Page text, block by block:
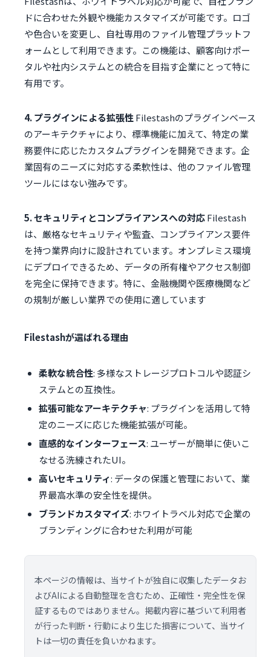
ドに合わせた外観や機能カスタマイズが可能です。ロゴ
や色合いを変更し、自社専用のファイル管理プラットフ
ォームとして利用できます。この機能は、顧客向けポー
タルや社内システムとの統合を目指す企業にとって特に
有用です。
4. プラグインによる拡張性 Filestashのプラグインベース
のアーキテクチャにより、標準機能に加えて、特定の業
務要件に応じたカスタムプラグインを開発できます。企
業固有のニーズに対応する柔軟性は、他のファイル管理
ツールにはない強みです。
5. セキュリティとコンプライアンスへの対応Filestash
は、厳格なセキュリティや監査、コンプライアンス要件
を持つ業界向けに設計されています。オンプレミス環境
にデプロイできるため、データの所有権やアクセス制御
を完全に保持できます。特に、金融機関や医療機関など
の規制が厳しい業界での使用に適しています
Filestashが選ばれる理由
柔軟な統合性: 多様なストレージプロトコルや認証シ
ステムとの互換性。
拡張可能なアーキテクチャ: プラグインを活用して特
定のニーズに応じた機能拡張が可能。
直感的なインターフェース: ユーザーが簡単に使いこ
なせる洗練されたUI。
高いセキュリティ: データの保護と管理において、業
界最高水準の安全性を提供。
ブランドカスタマイズ: ホワイトラベル対応で企業の
ブランディングに合わせた利用が可能
本ページの情報は、当サイトが独自に収集したデータお
よびAIによる自動整理を含むため、正確性・完全性を保
証するものではありません。掲載内容に基づいて利用者
が行った判断・行動により生じた損害について、当サイ
トは一切の責任を負いかねます。